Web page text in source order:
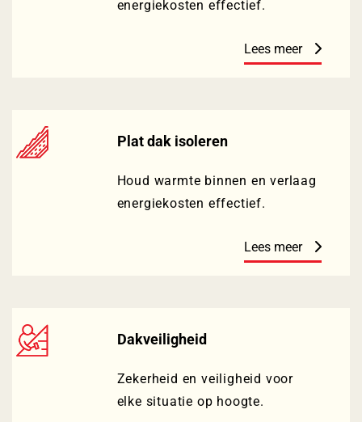
energiekosten effectief.
Lees meer
Plat dak isoleren
Houd warmte binnen en verlaag
energiekosten effectief.
Lees meer
Dakveiligheid
Zekerheid en veiligheid voor
elke situatie op hoogte.